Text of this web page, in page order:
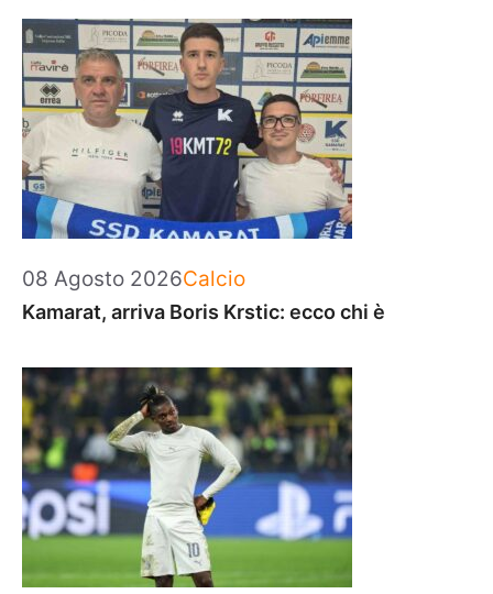
08 Agosto 2026Categorie
Calcio
Kamarat, arriva Boris Krstic: ecco chi è